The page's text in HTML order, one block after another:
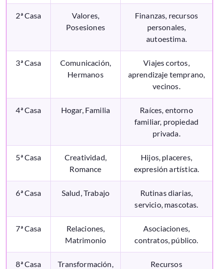
2ª Casa
Valores,
Posesiones
Finanzas, recursos
personales,
autoestima.
3ª Casa
Comunicación,
Hermanos
Viajes cortos,
aprendizaje temprano,
vecinos.
4ª Casa Hogar, Familia
Raíces, entorno
familiar, propiedad
privada.
5ª Casa
Creatividad,
Romance
Hijos, placeres,
expresión artística.
6ª Casa Salud, Trabajo
Rutinas diarias,
servicio, mascotas.
7ª Casa
Relaciones,
Matrimonio
Asociaciones,
contratos, público.
8ª Casa
Transformación,
Recursos